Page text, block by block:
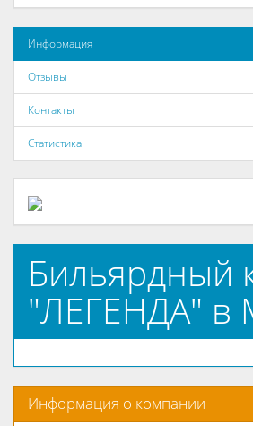
Информация
Отзывы
Контакты
Статистика
Бильярдный
"ЛЕГЕНДА" в
Информация о компании